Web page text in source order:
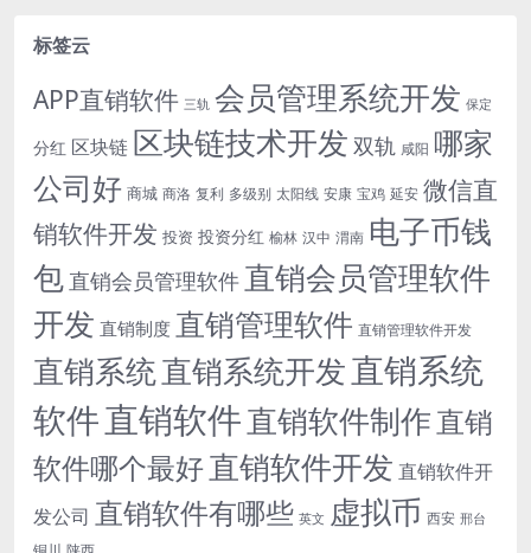
标签云
APP直销软件 三轨 会员管理系统开发 保定
分红 区块链 区块链技术开发 双轨 咸阳 哪家
公司好 商城 商洛 复利 多级别 太阳线 安康 宝鸡 延安 微信直
销软件开发 投资 投资分红 榆林 汉中 渭南 电子币钱
包 直销会员管理软件 直销会员管理软件
开发 直销制度 直销管理软件 直销管理软件开发
直销系统直销系统开发直销系统
软件直销软件直销软件制作直销
软件哪个最好直销软件开发 直销软件开
发公司 直销软件有哪些 英文 虚拟币 西安 邢台